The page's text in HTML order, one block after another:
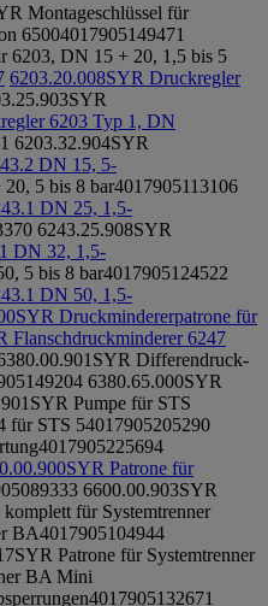
Montageschlüssel für
65004017905149471
6203, DN 15 + 20, 1,5 bis 5
6203.20.008SYR Druckregler
SYR
6203 Typ 1, DN
6203.32.904SYR
DN 15, 5-
5 bis 8 bar4017905113106
DN 25, 1,5-
6243.25.908SYR
DN 32, 1,5-
5 bis 8 bar4017905124522
DN 50, 1,5-
SYR Druckmindererpatrone für
Flanschdruckminderer 6247
SYR Differendruck-
6380.65.000SYR
SYR Pumpe für STS
für STS 54017905205290
4017905225694
SYR Patrone für
6600.00.903SYR
für Systemtrenner
BA4017905104944
SYR Patrone für Systemtrenner
BA Mini
4017905132671